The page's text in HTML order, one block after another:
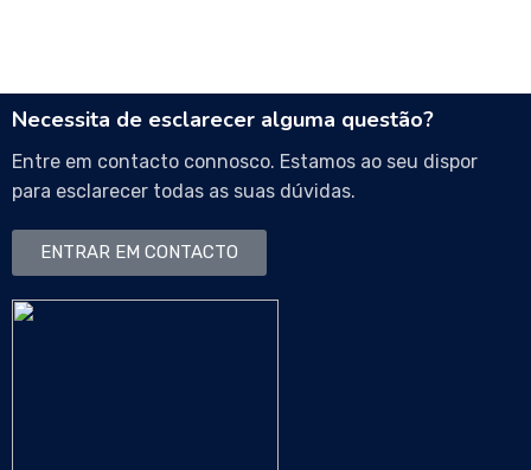
Necessita de esclarecer alguma questão?
Entre em contacto connosco. Estamos ao seu dispor
para esclarecer todas as suas dúvidas.
ENTRAR EM CONTACTO